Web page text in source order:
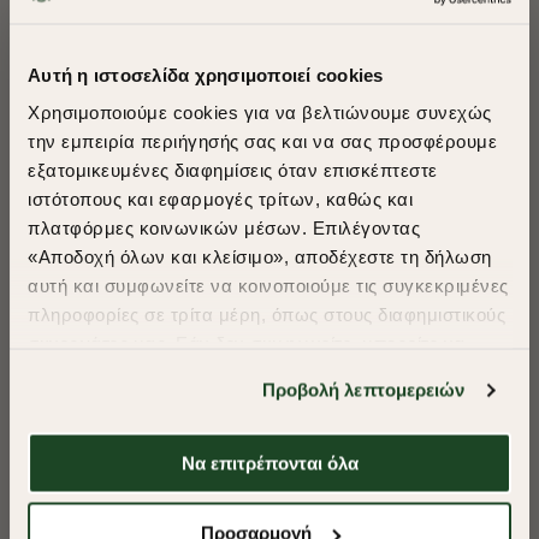
Αυτή η ιστοσελίδα χρησιμοποιεί cookies
Χρησιμοποιούμε cookies για να βελτιώνουμε συνεχώς
την εμπειρία περιήγησής σας και να σας προσφέρουμε
εξατομικευμένες διαφημίσεις όταν επισκέπτεστε
ιστότοπους και εφαρμογές τρίτων, καθώς και
πλατφόρμες κοινωνικών μέσων. Επιλέγοντας
«Αποδοχή όλων και κλείσιμο», αποδέχεστε τη δήλωση
αυτή και συμφωνείτε να κοινοποιούμε τις συγκεκριμένες
πληροφορίες σε τρίτα μέρη, όπως στους διαφημιστικούς
απαιτούμενα cookies» και θα περιοριστούμε
στα cookies και τις τεχνολογίες που είναι απολύτως
απαραίτητα για την ασφαλή απόδοση και
λειτουργικότητα της ιστοσελίδας μας. Ωστόσο, λάβετε
Προβολή λεπτομερειών
Να επιτρέπονται όλα
Προσαρμογή
​
A Season of Style
SUMMER SALE
Shop Now